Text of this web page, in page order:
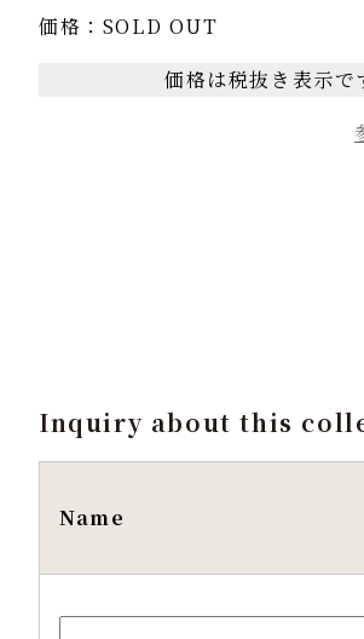
価格：SOLD OUT
価格は税抜き表示で
Inquiry about this
Name